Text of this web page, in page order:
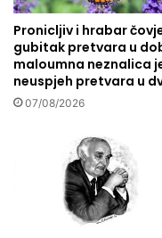
č
u
v
a
n
a
l
a
l
-
g
l
Pronicljiv i hrabar
gubitak pretvara u
maloumna neznalica
neuspjeh pretvara u
07/08/2026